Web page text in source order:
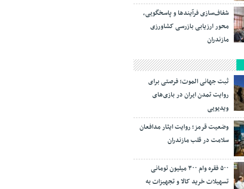
شفاف‌سازی فرآیند‌ها و پاسخگویی،
محور ارزیابی بازرسی کشاورزی
مازندران
ثبت جهانی الموت؛ فرصتی برای
روایت تمدن ایران در بازی‌های
ویدیویی
وضعیت قرمز؛ روایت ایثار مدافعان
سلامت در قلب مازندران
۵۰۰ فقره وام ۳۰۰ میلیون تومانی
تسهیلات خرید کالا و تجهیزات به